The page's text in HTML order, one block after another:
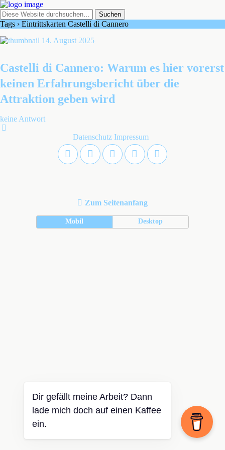
Tags › Eintrittskarten Castelli di Cannero
14. August 2025
Castelli di Cannero: Warum es hier vorerst
keinen Erfahrungsbericht über die
Attraktion geben wird
keine Antwort
Datenschutz Impressum
Zum Seitenanfang
Mobil Desktop
Dir gefällt meine Arbeit? Dann
lade mich doch auf einen Kaffee
ein.